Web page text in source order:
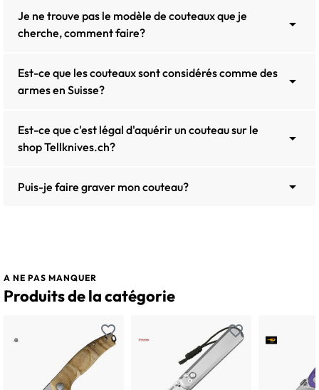
Je ne trouve pas le modèle de couteaux que je
cherche, comment faire?

Est-ce que les couteaux sont considérés comme des
armes en Suisse?

Est-ce que c'est légal d'aquérir un couteau sur le
shop Tellknives.ch?

Puis-je faire graver mon couteau? 
A NE PAS MANQUER
Produits de la catégorie
favorite_border favorite_border